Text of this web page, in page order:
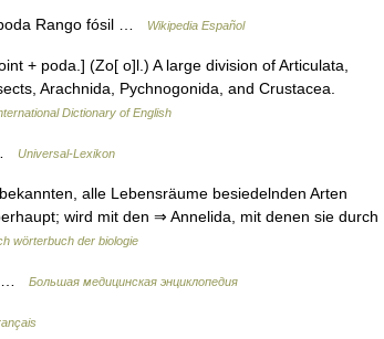
Rango fósil … Wikipedia Español
+ poda.] (Zo[ o]l.) A large division of Articulata,
Arachnida, Pychnogonida, and Crustacea.
Dictionary of English
Universal-Lexikon
alle Lebensräume besiedelnden Arten
wird mit den ⇒ Annelida, mit denen sie durch
wörterbuch der biologie
… Большая медицинская энциклопедия